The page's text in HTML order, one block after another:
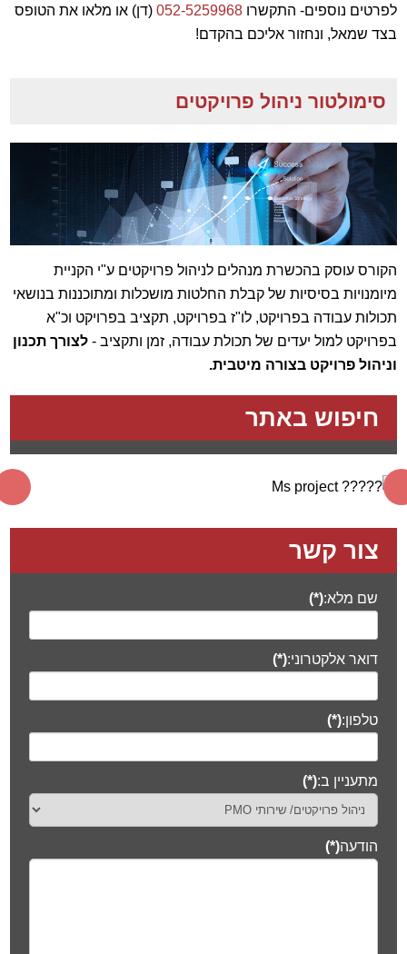
לפרטים נוספים- התקשרו052-5259968 (דן) או מלאו את הטופס
בצד שמאל, ונחזור אליכם בהקדם!
סימולטור ניהול פרויקטים
הקורס עוסק בהכשרת מנהלים לניהול פרויקטים ע"י הקניית
מיומנויות בסיסיות של קבלת החלטות מושכלות ומתוכננות בנושאי
תכולות עבודה בפרויקט, לו"ז בפרויקט, תקציב בפרויקט וכ"א
בפרויקט למול יעדים של תכולת עבודה, זמן ותקציב -לצורך תכנון
וניהול פרויקט בצורה מיטבית.
חיפוש באתר
צור קשר
שם מלא:(*)
דואר אלקטרוני:(*)
טלפון:(*)
מתעניין ב:(*)
הודעה(*)